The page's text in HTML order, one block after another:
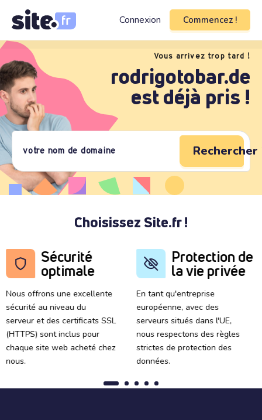
Connexion Commencez !
Vous arrivez trop tard !
rodrigotobar.de
est déjà pris !
Rechercher
Choisissez Site.fr !
Sécurité
optimale
Nous offrons une excellente
sécurité au niveau du
serveur et des certificats SSL
(HTTPS) sont inclus pour
chaque site web acheté chez
nous.
Protection de
la vie privée
En tant qu'entreprise
européenne, avec des
serveurs situés dans l'UE,
nous respectons des règles
strictes de protection des
données.